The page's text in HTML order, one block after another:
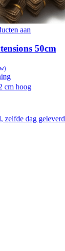
aan
50cm
cm hoog
zelfde dag geleverd